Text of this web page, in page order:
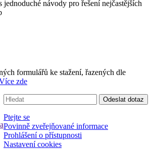
návody pro řešení nejčastějších
formulářů ke stažení, řazených dle
zde
Vyhledávání:
Odeslat dotaz
Ptejte se
Povinně zveřejňované informace
Prohlášení o přístupnosti
Nastavení cookies